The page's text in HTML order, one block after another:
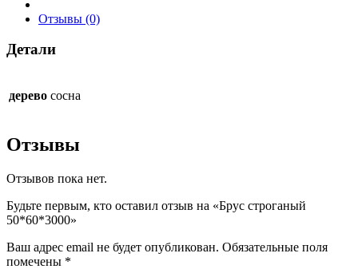
Отзывы (0)
Детали
дерево сосна
Отзывы
Отзывов пока нет.
Будьте первым, кто оставил отзыв на «Брус строганый
50*60*3000»
Ваш адрес email не будет опубликован. Обязательные поля
помечены *